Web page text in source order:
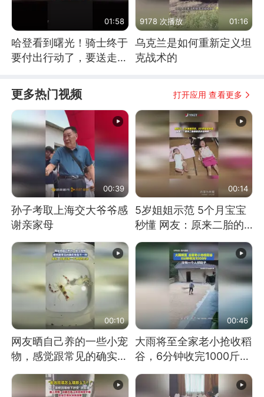
01:58
哈登看到曙光！骑士终于
要付出行动了，要送走拖
9178 次播放 01:16
乌克兰是如何重新定义坦
克战术的
更多热门视频 打开应用 查看更多
00:39
孙子考取上海交大爷爷感
谢亲家母
00:14
5岁姐姐示范 5个月宝宝
秒懂 网友：原来二胎的
快乐长这样
00:10
网友晒自己养的一些小宠
物，感觉跟常见的确实有
些不一样
00:46
大雨将至全家老小抢收稻
谷，6分钟收完1000斤，
没有一个人掉链子